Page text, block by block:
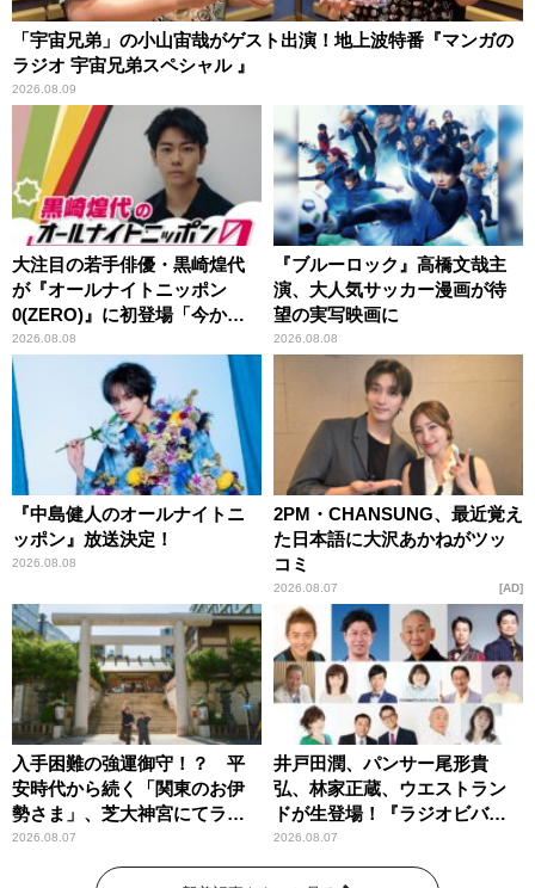
「宇宙兄弟」の小山宙哉がゲスト出演！地上波特番『マンガの
ラジオ 宇宙兄弟スペシャル 』
2026.08.09
大注目の若手俳優・黒崎煌代
が『オールナイトニッポン
0(ZERO)』に初登場「今から
とてもワクワクしておりま
す！」
2026.08.08
『ブルーロック』高橋文哉主
演、大人気サッカー漫画が待
望の実写映画に
2026.08.08
『中島健人のオールナイトニ
ッポン』放送決定！
2026.08.08
2PM・CHANSUNG、最近覚え
た日本語に大沢あかねがツッ
コミ
2026.08.07 AD
入手困難の強運御守！？ 平
安時代から続く「関東のお伊
勢さま」、芝大神宮にてラン
パンプスが合格祈願！
2026.08.07
井戸田潤、パンサー尾形貴
弘、林家正蔵、ウエストラン
ドが生登場！『ラジオビバリ
ー昼ズ』
2026.08.07